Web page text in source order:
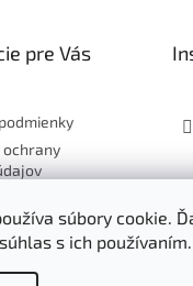
súbory cookie.
s ich
pre Vás
ochrany